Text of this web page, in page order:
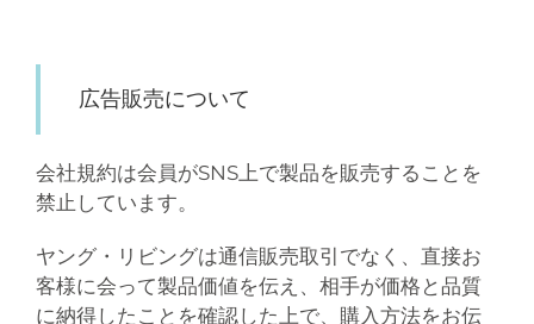
広告販売について
会社規約は会員がSNS上で製品を販売することを
禁止しています。
ヤング・リビングは通信販売取引でなく、直接お
客様に会って製品価値を伝え、相手が価格と品質
に納得したことを確認した上で、購入方法をお伝